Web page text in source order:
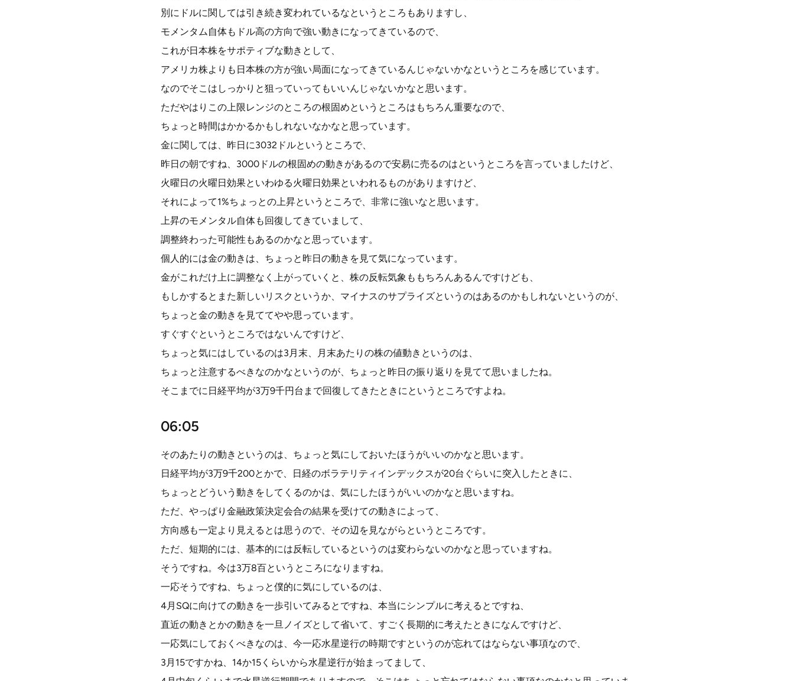
別にドルに関しては引き続き変われているなというところもありますし、
モメンタム自体もドル高の方向で強い動きになってきているので、
これが日本株をサポティブな動きとして、
アメリカ株よりも日本株の方が強い局面になってきているんじゃないかなというところを感じています。
なのでそこはしっかりと狙っていってもいいんじゃないかなと思います。
ただやはりこの上限レンジのところの根固めというところはもちろん重要なので、
ちょっと時間はかかるかもしれないなかなと思っています。
金に関しては、昨日に3032ドルというところで、
昨日の朝ですね、3000ドルの根固めの動きがあるので安易に売るのはというところを言っていましたけど、
火曜日の火曜日効果といわゆる火曜日効果といわれるものがありますけど、
それによって1%ちょっとの上昇というところで、非常に強いなと思います。
上昇のモメンタル自体も回復してきていまして、
調整終わった可能性もあるのかなと思っています。
個人的には金の動きは、ちょっと昨日の動きを見て気になっています。
金がこれだけ上に調整なく上がっていくと、株の反転気象ももちろんあるんですけども、
もしかするとまた新しいリスクというか、マイナスのサプライズというのはあるのかもしれないというのが、
ちょっと金の動きを見ててやや思っています。
すぐすぐというところではないんですけど、
ちょっと気にはしているのは3月末、月末あたりの株の値動きというのは、
ちょっと注意するべきなのかなというのが、ちょっと昨日の振り返りを見てて思いましたね。
そこまでに日経平均が3万9千円台まで回復してきたときにというところですよね。
06:05
そのあたりの動きというのは、ちょっと気にしておいたほうがいいのかなと思います。
日経平均が3万9千200とかで、日経のボラテリティインデックスが20台ぐらいに突入したときに、
ちょっとどういう動きをしてくるのかは、気にしたほうがいいのかなと思いますね。
ただ、やっぱり金融政策決定会合の結果を受けての動きによって、
方向感も一定より見えるとは思うので、その辺を見ながらというところです。
ただ、短期的には、基本的には反転しているというのは変わらないのかなと思っていますね。
そうですね。今は3万8百というところになりますね。
一応そうですね、ちょっと僕的に気にしているのは、
4月SQに向けての動きを一歩引いてみるとですね、本当にシンプルに考えるとですね、
直近の動きとかの動きを一旦ノイズとして省いて、すごく長期的に考えたときになんですけど、
一応気にしておくべきなのは、今一応水星逆行の時期ですというのが忘れてはならない事項なので、
3月15ですかね、14か15くらいから水星逆行が始まってまして、